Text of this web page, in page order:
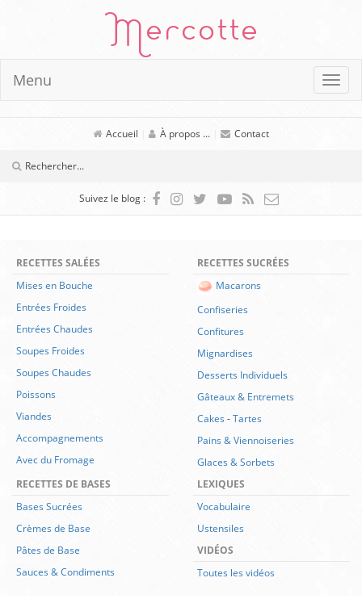
Mercotte
Menu
Accueil À propos ... Contact
Suivez le blog :
RECETTES SALÉES
Mises en Bouche
Entrées Froides
Entrées Chaudes
Soupes Froides
Soupes Chaudes
Poissons
Viandes
Accompagnements
Avec du Fromage
RECETTES SUCRÉES
Macarons
Confiseries
Confitures
Mignardises
Desserts Individuels
Gâteaux & Entremets
Cakes-Tartes
Pains & Viennoiseries
Glaces & Sorbets
RECETTES DE BASES
Bases Sucrées
Crèmes de Base
Pâtes de Base
Sauces & Condiments
LEXIQUES
Vocabulaire
Ustensiles
VIDÉOS
Toutes les vidéos